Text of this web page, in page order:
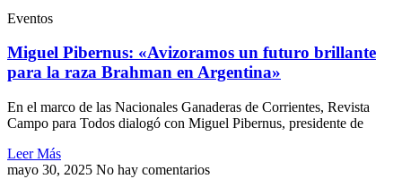
Eventos
Miguel Pibernus: «Avizoramos un futuro brillante
para la raza Brahman en Argentina»
En el marco de las Nacionales Ganaderas de Corrientes, Revista
Campo para Todos dialogó con Miguel Pibernus, presidente de
Leer Más
mayo 30, 2025 No hay comentarios